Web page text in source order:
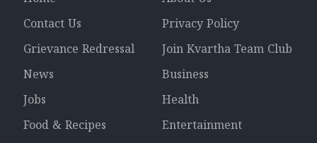
Contact Us
Privacy Policy
Grievance Redressal
Join Kvartha Team Club
News
Business
Jobs
Health
Food & Recipes
Entertainment